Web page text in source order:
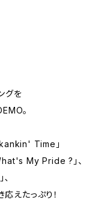
グを
。
Time」
My Pride ?」、
､
えたっぷり！